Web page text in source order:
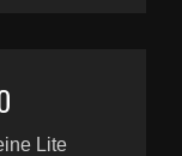
Lite